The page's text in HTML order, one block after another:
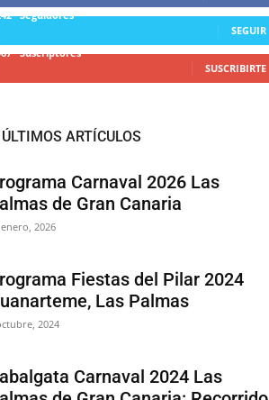
Seguidores
SEGUIR
Suscriptores
SUSCRIBIRTE
ÚLTIMOS ARTÍCULOS
Carnaval 2026 Las
de Gran Canaria
enero, 2026
Fiestas del Pilar 2024
Las Palmas
2024
Carnaval 2024 Las